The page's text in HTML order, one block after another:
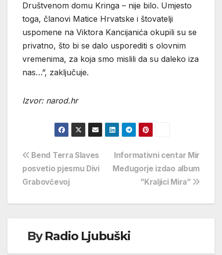
Društvenom domu Kringa – nije bilo. Umjesto
toga, članovi Matice Hrvatske i štovatelji
uspomene na Viktora Kancijanića okupili su se
privatno, što bi se dalo usporediti s olovnim
vremenima, za koja smo mislili da su daleko iza
nas…”, zaključuje.
Izvor: narod.hr
Navigacija
objava
Informativni centar Mir
Međugorje izdao album
”Kraljici Mira”
Bend Terra Slaves
posvetio pjesmu Divi
Grabovčevoj
ByRadio Ljubuški